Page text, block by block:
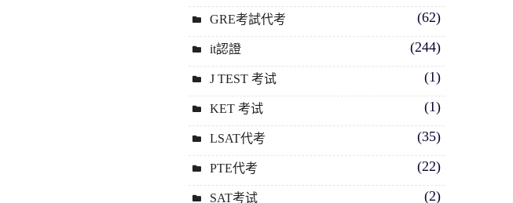
GRE考試代考 (62)
it認證 (244)
J TEST 考试 (1)
KET 考试 (1)
LSAT代考 (35)
PTE代考 (22)
SAT考试 (2)